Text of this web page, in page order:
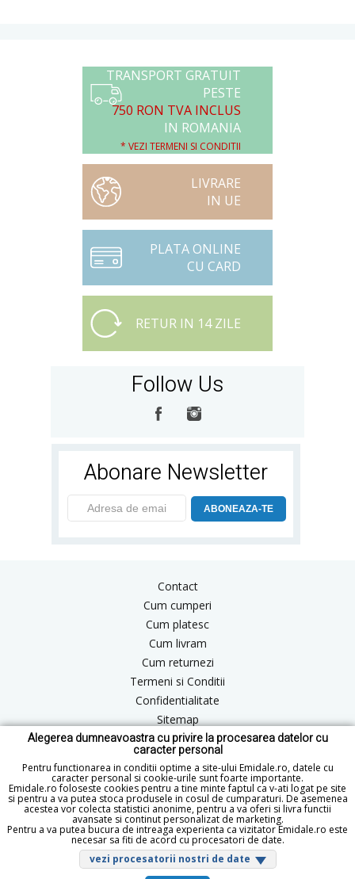
Alegerea dumneavoastra cu privire la procesarea datelor cu
caracter personal
Pentru functionarea in conditii optime a site-ului Emidale.ro, datele cu
caracter personal si cookie-urile sunt foarte importante.
Emidale.ro foloseste cookies pentru a tine minte faptul ca v-ati logat pe site
si pentru a va putea stoca produsele in cosul de cumparaturi. De asemenea
acestea vor colecta statistici anonime, pentru a va oferi si livra functii
avansate si continut personalizat de marketing.
Pentru a va putea bucura de intreaga experienta ca vizitator Emidale.ro este
necesar sa fiti de acord cu procesatori de date.
vezi procesatorii nostri de date
TRANSPORT GRATUIT
PESTE
750 RON TVA INCLUS
IN ROMANIA
* VEZI TERMENI SI CONDITII
LIVRARE
IN UE
PLATA ONLINE
CU CARD
RETUR IN 14 ZILE
Follow Us
Abonare Newsletter
ABONEAZA-TE
Contact
Cum cumperi
Cum platesc
Cum livram
Cum returnezi
Termeni si Conditii
Confidentialitate
Sitemap
Blog
ANPC
office@emidale.ro
© Copyright 2015 - 2026 emidale.ro